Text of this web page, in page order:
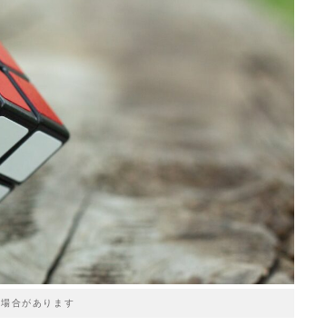
合があります